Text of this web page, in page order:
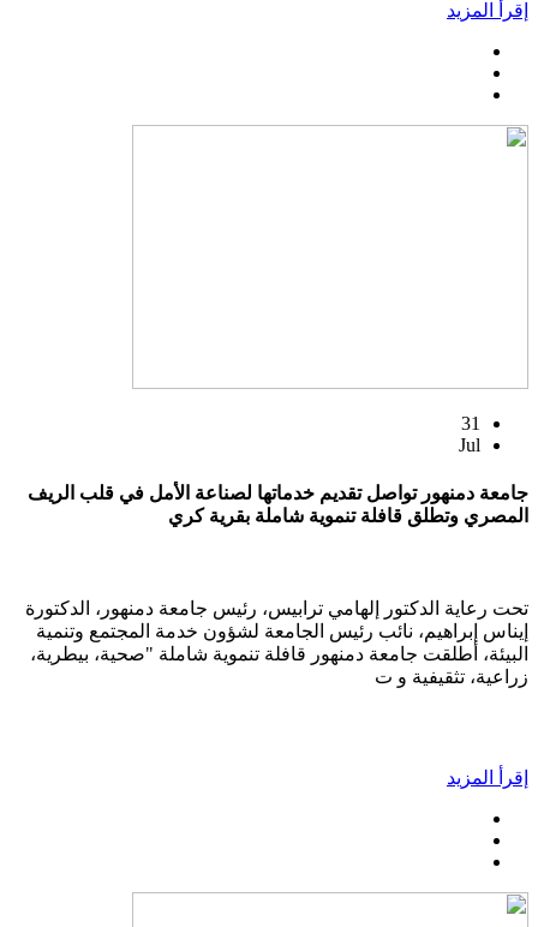
إقرأ المزيد
31
Jul
جامعة دمنهور تواصل تقديم خدماتها لصناعة الأمل في قلب الريف
المصري وتطلق قافلة تنموية شاملة بقرية كري
تحت رعاية الدكتور إلهامي ترابيس، رئيس جامعة دمنهور، الدكتورة
إيناس إبراهيم، نائب رئيس الجامعة لشؤون خدمة المجتمع وتنمية
البيئة، أطلقت جامعة دمنهور قافلة تنموية شاملة "صحية، بيطرية،
زراعية، تثقيفية و ت
إقرأ المزيد